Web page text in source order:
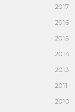
2017
2016
2015
2014
2013
2011
2010